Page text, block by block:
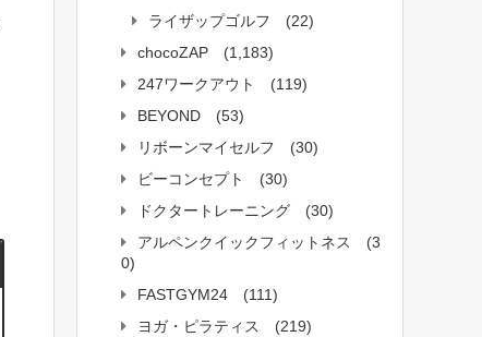
ライザップゴルフ
(22)
chocoZAP
(1,183)
247ワークアウト
(119)
BEYOND
(53)
リボーンマイセルフ
(30)
ビーコンセプト
(30)
ドクタートレーニング
(30)
アルペンクイックフィットネス
(3
0)
FASTGYM24
(111)
ヨガ・ピラティス
(219)